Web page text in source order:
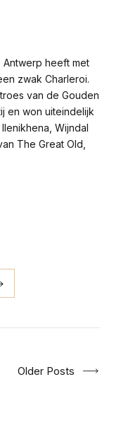
Antwerp heeft met
zwak Charleroi.
van de Gouden
en won uiteindelijk
Wijndal
The Great Old,
Older Posts